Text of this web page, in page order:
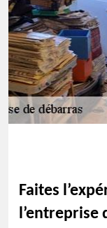
Faites
l’entreprise